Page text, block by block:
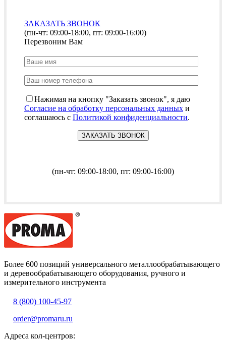
ЗАКАЗАТЬ ЗВОНОК
(пн-чт: 09:00-18:00, пт: 09:00-16:00)
Перезвоним Вам
Нажимая на кнопку "Заказать звонок", я даю
Согласие на обработку персональных данных и
соглашаюсь с Политикой конфиденциальности.
(пн-чт: 09:00-18:00, пт: 09:00-16:00)
Более 600 позиций универсального металлообрабатывающего
и деревообрабатывающего оборудования, ручного и
измерительного инструмента
8 (800) 100-45-97
order@promaru.ru
Адреса кол-центров: